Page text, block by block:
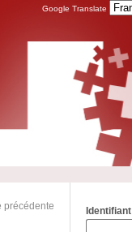
Google Translate
précédente Identifiant